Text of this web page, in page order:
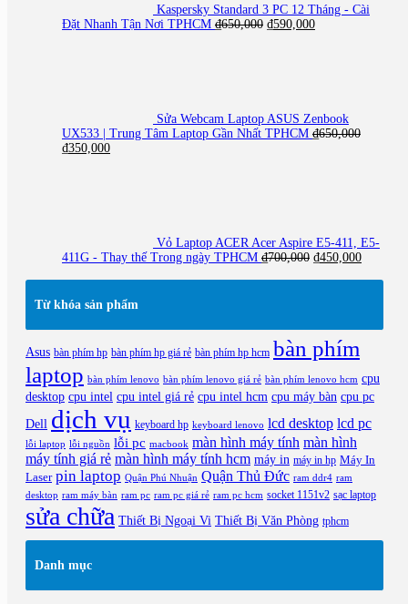
Kaspersky Standard 3 PC 12 Tháng - Cài
Đặt Nhanh Tận Nơi TPHCM ₫650,000 Giá
₫590,000Giá
Sửa Webcam Laptop ASUS Zenbook
UX533 | Trung Tâm Laptop Gần Nhất TPHCM ₫650,000
Giá
₫350,000Giá
Vỏ Laptop ACER Acer Aspire E5-411, E5-
411G - Thay thế Trong ngày TPHCM ₫700,000 Giá
₫450,000Giá
Từ khóa sản phẩm
Asus bàn phím hp bàn phím hp giá rẻ bàn phím hp hcm bàn phím
laptop bàn phím lenovo bàn phím lenovo giá rẻ bàn phím lenovo hcm cpu
desktop cpu intel cpu intel giá rẻ cpu intel hcm cpu máy bàn cpu pc
Dell dịch vụ keyboard hp keyboard lenovo lcd desktop lcd pc
lỗi laptop lỗi nguồn lỗi pc macbook màn hình máy tính màn hình
máy tính giá rẻ màn hình máy tính hcm máy in máy in hp Máy In
Laser pin laptop Quận Phú Nhuận Quận Thủ Đức ram ddr4 ram
desktop ram máy bàn ram pc ram pc giá rẻ ram pc hcm socket 1151v2 sạc laptop
sửa chữa Thiết Bị Ngoại Vi Thiết Bị Văn Phòng tphcm
Danh mục